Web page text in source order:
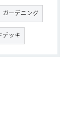
ガーデニング
デッキ